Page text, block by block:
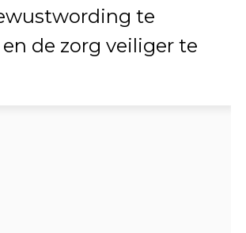
te
de zorg veiliger te